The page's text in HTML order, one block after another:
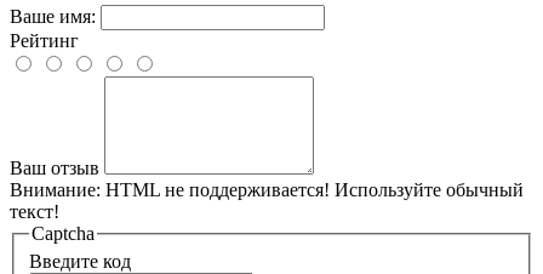
Ваше имя:
Рейтинг
Ваш отзыв
Внимание: HTML не поддерживается! Используйте обычный
текст!
Captcha
Введите код